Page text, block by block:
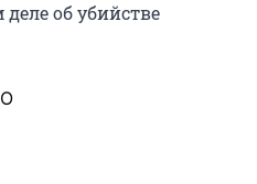
об убийстве